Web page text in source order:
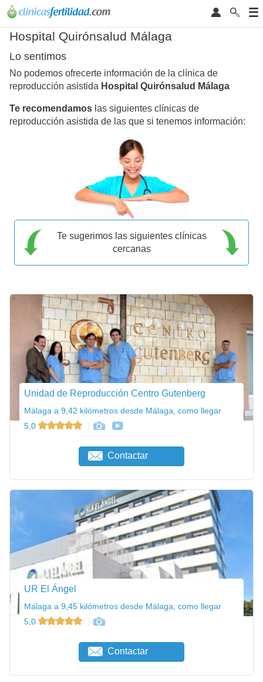
Hospital Quirónsalud Málaga
Lo sentimos
No podemos ofrecerte información de la clínica de
reproducción asistida Hospital Quirónsalud Málaga
Te recomendamos las siguientes clínicas de
reproducción asistida de las que si tenemos información:
Te sugerimos las siguientes clínicas
cercanas
Unidad de Reproducción Centro Gutenberg
Málaga a 9,42 kilómetros desde Málaga, como llegar
5,0
Contactar
UR El Ángel
Málaga a 9,45 kilómetros desde Málaga, como llegar
5,0
Contactar